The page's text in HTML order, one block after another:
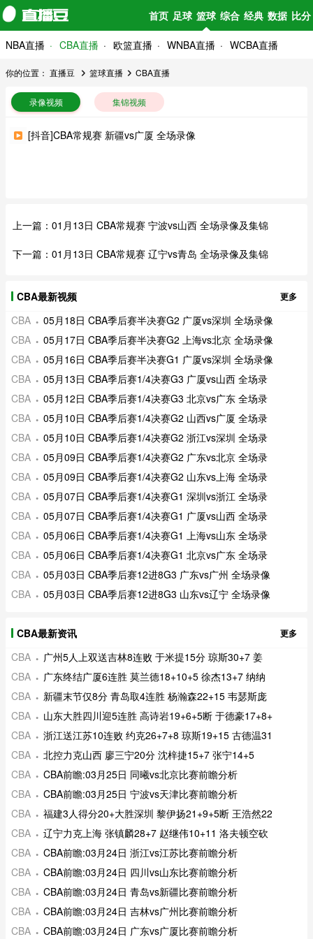
首页 足球 篮球 综合 经典 数据 比分
NBA直播 CBA直播 欧篮直播 WNBA直播 WCBA直播
你的位置： 直播豆 篮球直播 CBA直播
录像视频 集锦视频
[抖音]CBA常规赛 新疆vs广厦 全场录像
上一篇： 01月13日 CBA常规赛 宁波vs山西 全场录像及集锦
下一篇： 01月13日 CBA常规赛 辽宁vs青岛 全场录像及集锦
CBA最新视频 更多
CBA
05月18日 CBA季后赛半决赛G2 广厦vs深圳 全场录像
CBA
05月17日 CBA季后赛半决赛G2 上海vs北京 全场录像
CBA
05月16日 CBA季后赛半决赛G1 广厦vs深圳 全场录像
CBA
05月13日 CBA季后赛1/4决赛G3 广厦vs山西 全场录
CBA
05月12日 CBA季后赛1/4决赛G3 北京vs广东 全场录
CBA
05月10日 CBA季后赛1/4决赛G2 山西vs广厦 全场录
CBA
05月10日 CBA季后赛1/4决赛G2 浙江vs深圳 全场录
CBA
05月09日 CBA季后赛1/4决赛G2 广东vs北京 全场录
CBA
05月09日 CBA季后赛1/4决赛G2 山东vs上海 全场录
CBA
05月07日 CBA季后赛1/4决赛G1 深圳vs浙江 全场录
CBA
05月07日 CBA季后赛1/4决赛G1 广厦vs山西 全场录
CBA
05月06日 CBA季后赛1/4决赛G1 上海vs山东 全场录
CBA
05月06日 CBA季后赛1/4决赛G1 北京vs广东 全场录
CBA
05月03日 CBA季后赛12进8G3 广东vs广州 全场录像
CBA
05月03日 CBA季后赛12进8G3 山东vs辽宁 全场录像
CBA最新资讯 更多
CBA
广州5人上双送吉林8连败 于米提15分 琼斯30+7 姜
CBA
广东终结广厦6连胜 莫兰德18+10+5 徐杰13+7 纳纳
CBA
新疆末节仅8分 青岛取4连胜 杨瀚森22+15 韦瑟斯庞
CBA
山东大胜四川迎5连胜 高诗岩19+6+5断 于德豪17+8+
CBA
浙江送江苏10连败 约克26+7+8 琼斯19+15 古德温31
CBA
北控力克山西 廖三宁20分 沈梓捷15+7 张宁14+5
CBA
CBA前瞻:03月25日 同曦vs北京比赛前瞻分析
CBA
CBA前瞻:03月25日 宁波vs天津比赛前瞻分析
CBA
福建3人得分20+大胜深圳 黎伊扬21+9+5断 王浩然22
CBA
辽宁力克上海 张镇麟28+7 赵继伟10+11 洛夫顿空砍
CBA
CBA前瞻:03月24日 浙江vs江苏比赛前瞻分析
CBA
CBA前瞻:03月24日 四川vs山东比赛前瞻分析
CBA
CBA前瞻:03月24日 青岛vs新疆比赛前瞻分析
CBA
CBA前瞻:03月24日 吉林vs广州比赛前瞻分析
CBA
CBA前瞻:03月24日 广东vs广厦比赛前瞻分析